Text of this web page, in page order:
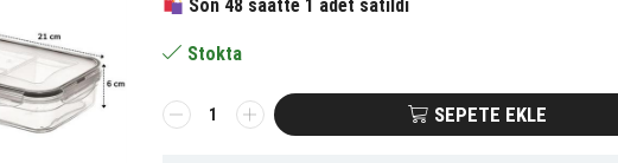
463.64 ₺.fiyat:
Son 48 saatte 1 adet satıldı
Stokta
BUFFER®
SEPETE EKLE